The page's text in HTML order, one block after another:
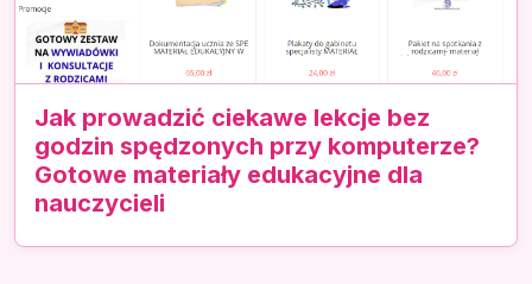
Jak prowadzić ciekawe lekcje bez
godzin spędzonych przy komputerze?
Gotowe materiały edukacyjne dla
nauczycieli